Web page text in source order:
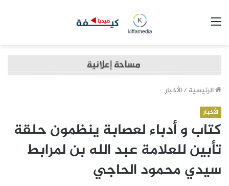
الرئيسية /الأخبار
الأخبار
كتاب و أدباء لعصابة ينظمون حلقة
تأبين للعلامة عبد الله بن لمرابط
سيدي محمود الحاجي